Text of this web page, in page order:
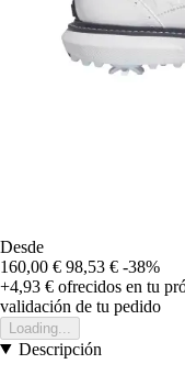
Desde
160,00 € 98,53 € -38%
+4,93 € ofrecidos en tu
validación de tu pedido
Loading...
Descripción